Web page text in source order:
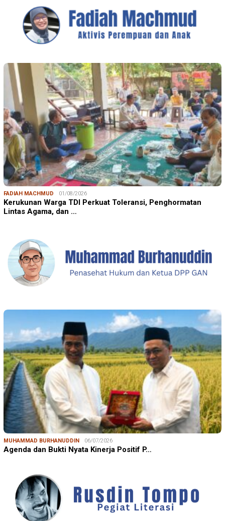
FADIAH MACHMUD 01/08/2026
Kerukunan Warga TDI Perkuat Toleransi, Penghormatan
Lintas Agama, dan …
MUHAMMAD BURHANUDDIN 06/07/2026
Agenda dan Bukti Nyata Kinerja Positif P…